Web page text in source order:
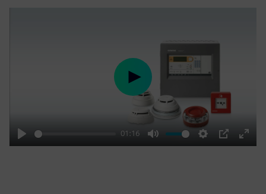
Play
01:16
Mute Settings
PIP
Enter
Play